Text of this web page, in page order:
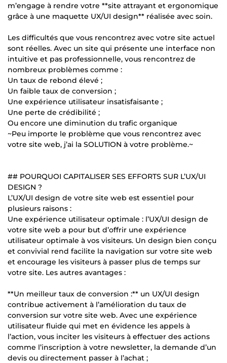
m’engage à rendre votre **site attrayant et ergonomique
grâce à une maquette UX/UI design** réalisée avec soin.
Les difficultés que vous rencontrez avec votre site actuel
sont réelles. Avec un site qui présente une interface non
intuitive et pas professionnelle, vous rencontrez de
nombreux problèmes comme :
Un taux de rebond élevé ;
Un faible taux de conversion ;
Une expérience utilisateur insatisfaisante ;
Une perte de crédibilité ;
Ou encore une diminution du trafic organique
~Peu importe le problème que vous rencontrez avec
votre site web, j’ai la SOLUTION à votre problème.~
## POURQUOI CAPITALISER SES EFFORTS SUR L’UX/UI
DESIGN ?
L’UX/UI design de votre site web est essentiel pour
plusieurs raisons :
Une expérience utilisateur optimale : l’UX/UI design de
votre site web a pour but d’offrir une expérience
utilisateur optimale à vos visiteurs. Un design bien conçu
et convivial rend facilite la navigation sur votre site web
et encourage les visiteurs à passer plus de temps sur
votre site. Les autres avantages :
**Un meilleur taux de conversion :** un UX/UI design
contribue activement à l’amélioration du taux de
conversion sur votre site web. Avec une expérience
utilisateur fluide qui met en évidence les appels à
l’action, vous inciter les visiteurs à effectuer des actions
comme l’inscription à votre newsletter, la demande d’un
devis ou directement passer à l’achat ;